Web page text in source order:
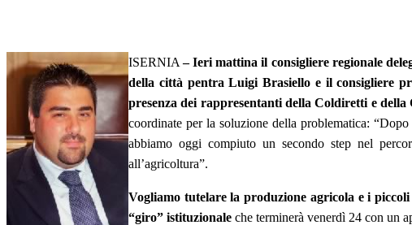
ISERNIA– Ieri mattina il consigliere regionale
della città pentra Luigi Brasiello e il consigliere
presenza dei rappresentanti della Coldiretti e
coordinate per la soluzione della problematica:
abbiamo oggi compiuto un secondo step nel
all’agricoltura”.
Vogliamo tutelare la produzione agricola e i
“giro” istituzionale che terminerà venerdì 24 con un